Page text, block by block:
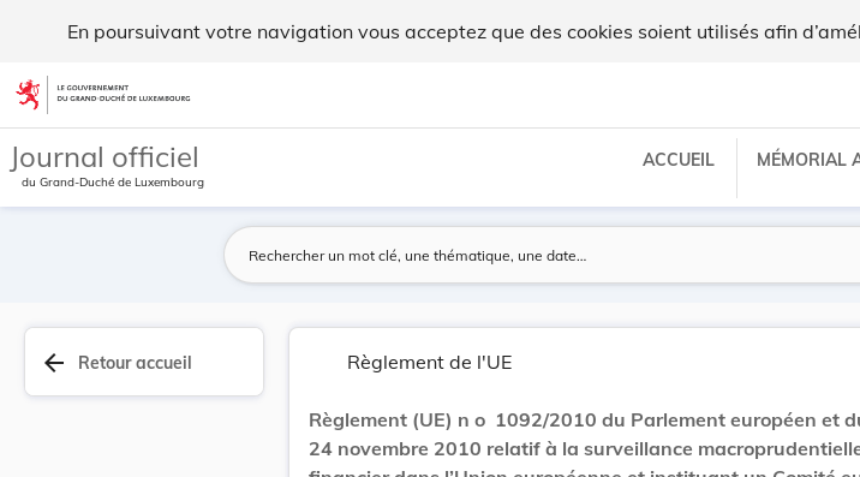
En poursuivant votre navigation vous acceptez que des cookies soient utilisés afin
Aller au contenu
Journal officiel
du Grand-Duché de Luxembourg
ACCUEIL MÉMORIAL
arrow_back Retour accueil Règlement de l'UE
Règlement (UE) n o 1092/2010 du Parlement européen et
24 novembre 2010 relatif à la surveillance